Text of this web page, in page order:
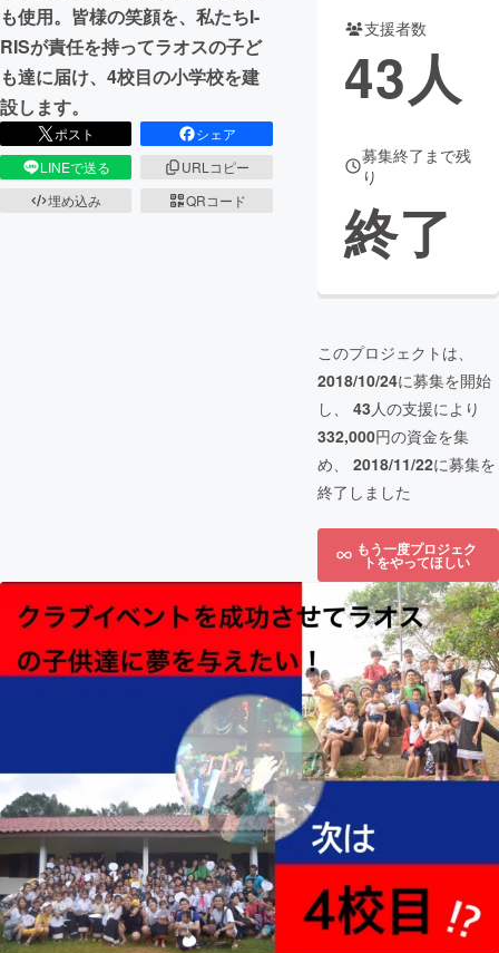
も使用。皆様の笑顔を、私たちI-
RISが責任を持ってラオスの子ど
も達に届け、4校目の小学校を建
設します。
ポスト
シェア
LINEで送る
URLコピー
埋め込み
QRコード
支援者数
43人
募集終了まで残
り
終了
このプロジェクトは、
2018/10/24に募集を開始
し、 43人の支援により
332,000円の資金を集
め、 2018/11/22に募集を
終了しました
もう一度プロジェク
トをやってほしい